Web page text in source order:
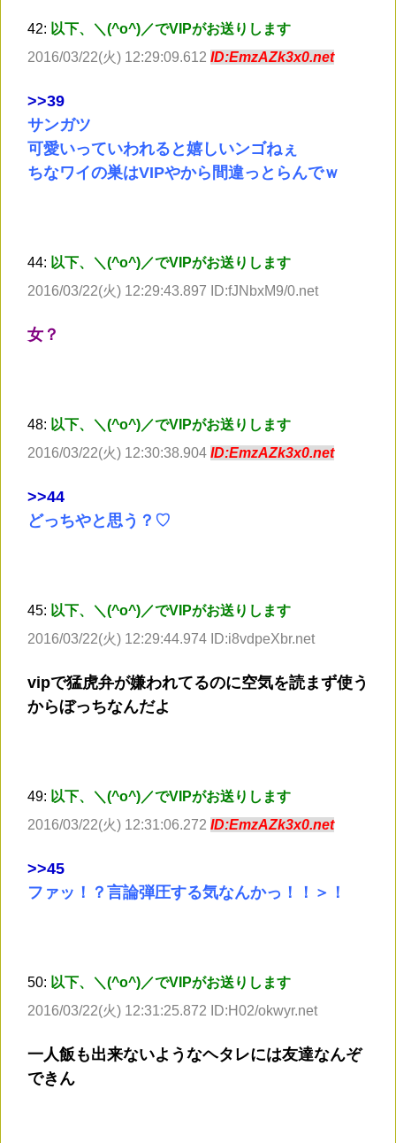
42: 以下、＼(^o^)／でVIPがお送りします
2016/03/22(火) 12:29:09.612 ID:EmzAZk3x0.net
>>39
サンガツ
可愛いっていわれると嬉しいンゴねぇ
ちなワイの巣はVIPやから間違っとらんでｗ
44: 以下、＼(^o^)／でVIPがお送りします
2016/03/22(火) 12:29:43.897 ID:fJNbxM9/0.net
女？
48: 以下、＼(^o^)／でVIPがお送りします
2016/03/22(火) 12:30:38.904 ID:EmzAZk3x0.net
>>44
どっちやと思う？♡
45: 以下、＼(^o^)／でVIPがお送りします
2016/03/22(火) 12:29:44.974 ID:i8vdpeXbr.net
vipで猛虎弁が嫌われてるのに空気を読まず使う
からぼっちなんだよ
49: 以下、＼(^o^)／でVIPがお送りします
2016/03/22(火) 12:31:06.272 ID:EmzAZk3x0.net
>>45
ファッ！？言論弾圧する気なんかっ！！＞！
50: 以下、＼(^o^)／でVIPがお送りします
2016/03/22(火) 12:31:25.872 ID:H02/okwyr.net
一人飯も出来ないようなヘタレには友達なんぞ
できん